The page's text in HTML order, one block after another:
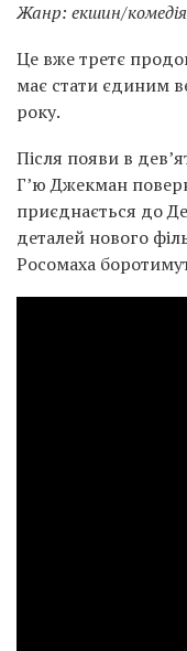
Жанр: екшин/комедія
Це вже третє
має стати єдиним
року.
Після появи в
Г’ю Джекман
приєднається до
деталей нового
Росомаха